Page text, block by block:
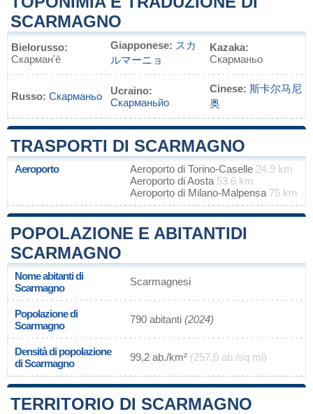
SCARMAGNO
Bielorusso:
Скарман'ё
Giapponese: スカ
ルマーニョ
Kazaka:
Скарманьо
Russo: Скарманьо
Ucraino:
Скарманьйо
Cinese: 斯卡尔马尼
奥
TRASPORTI DI SCARMAGNO
Aeroporto Aeroporto di Torino-Caselle 24.9 km
Aeroporto di Aosta 53.6 km
Aeroporto di Milano-Malpensa 75 km
POPOLAZIONE E ABITANTIDI
SCARMAGNO
Nome abitanti di
Scarmagno
Scarmagnesi
Popolazione di
Scarmagno
790 abitanti (2024)
Densità di popolazione
di Scarmagno
99,2 ab./km² (257,0 ab./sq mi)
TERRITORIO DI SCARMAGNO